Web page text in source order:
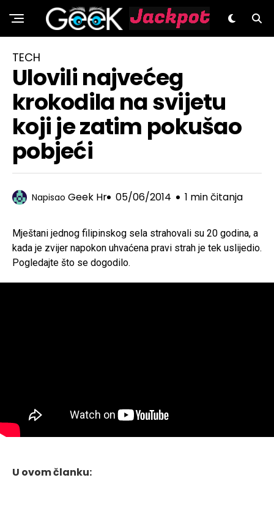
GeeK.hr
TECH
Ulovili najvećeg
krokodila na svijetu
koji je zatim pokušao
pobjeći
Napisao Geek Hr 05/06/2014 1 min čitanja
Mještani jednog filipinskog sela strahovali su 20 godina, a
kada je zvijer napokon uhvaćena pravi strah je tek uslijedio.
Pogledajte što se dogodilo.
U ovom članku: